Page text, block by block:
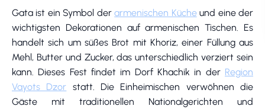
Gata ist ein Symbol derarmenischen Kücheund eine der
wichtigsten Dekorationen auf armenischen Tischen. Es
handelt sich um süßes Brot mit Khoriz, einer Füllung aus
Mehl, Butter und Zucker, das unterschiedlich verziert sein
kann. Dieses Fest findet im Dorf Khachik in der Region
Vayots Dzor statt. Die Einheimischen verwöhnen die
Gäste mit traditionellen Nationalgerichten und